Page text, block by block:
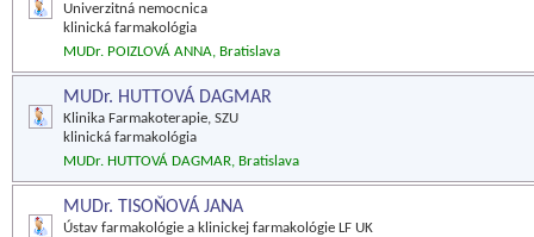
Univerzitná nemocnica
klinická farmakológia
MUDr. POIZLOVÁ ANNA, Bratislava
MUDr. HUTTOVÁ DAGMAR
Klinika Farmakoterapie, SZU
klinická farmakológia
MUDr. HUTTOVÁ DAGMAR, Bratislava
MUDr. TISOŇOVÁ JANA
Ústav farmakológie a klinickej farmakológie LF UK